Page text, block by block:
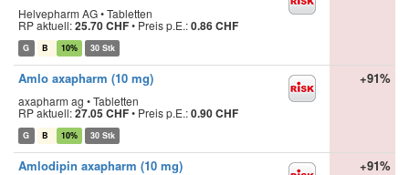
Helvepharm AG • Tabletten
RP aktuell:25.70 CHF• Preis p.E.:0.86 CHF
G B 10% 30 Stk
Amlo axapharm (10 mg)
axapharm ag • Tabletten
RP aktuell:27.05 CHF• Preis p.E.:0.90 CHF
G B 10% 30 Stk
+91%
Amlodipin axapharm (10 mg) +91%